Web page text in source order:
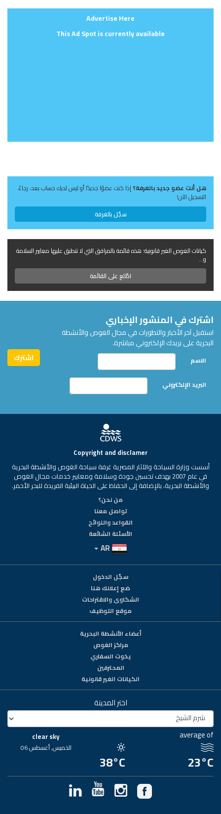
Advertise Here
This Ad Spot is currently available
هل أنت عضو جديد بالغرفة؟إذا كنت عضوًا جديدًا أو ليس لديك حساب بعد، رجاءً
التسجيل الآن!
سجّل بالغرفة
كيانات الغوص الغير قانونية؛ هذه قائمة بالمرافق التي لا تنطبق عليها معايير السلامة
و...
اطّلع على القائمة
اشترك في المنشور الإخباري
استقبل آخر الأخبار والتطورات في مجال الغوص والأنشطة
البحرية على بريدك الإلكتروني مباشرة.
الاسم
البريد الإلكتروني
Copyright and disclamer
أسست وزارة السياحة والآثار المصرية غرفة سياحة الغوص والأنشطة البحرية
في عام 2007 بهدف تحسين جودة وسلامة ومعايير خدمات مجال الغوص
والأنشطة البحرية، بالإضافة إلى الحفاظ على الحياة البيئية الفريدة للبحر الأحمر.
من نحن؟
تواصل معنا
القواعد واللوائح
الأسئلة الشائعة
سجّل الدخول
ضع إعلانك هنا
الشكاوى والاقتراحات
موقع التوظيف
أعضاء الأنشطة البحرية
مراكز الغوص
يخوت السفاري
المحترفين
الكيانات الغير قانونية
اختر المدينة
average of
23°C
38°C
clear sky
الخميس, أغسطس 06